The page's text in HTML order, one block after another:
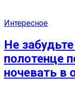
Интересное
Не
полотенце
ночевать в